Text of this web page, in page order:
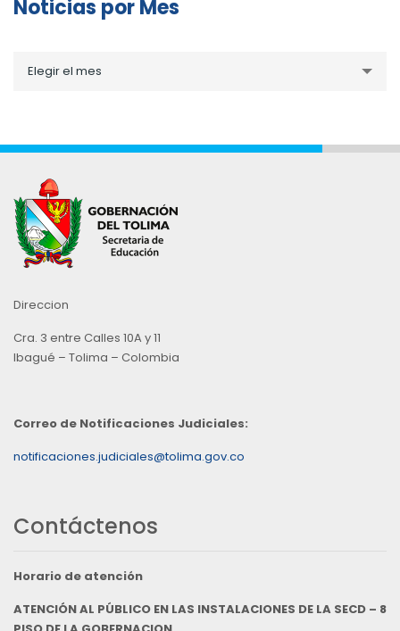
Noticias por Mes
porElegir el mes
Direccion
Cra. 3 entre Calles 10A y 11
Ibagué – Tolima – Colombia
Correo de Notificaciones Judiciales:
notificaciones.judiciales@tolima.gov.co
Contáctenos
Horario de atención
ATENCIÓN AL PÚBLICO EN LAS INSTALACIONES DE LA SECD – 8